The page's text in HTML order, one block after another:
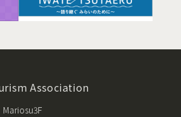
Association
Mariosu3F